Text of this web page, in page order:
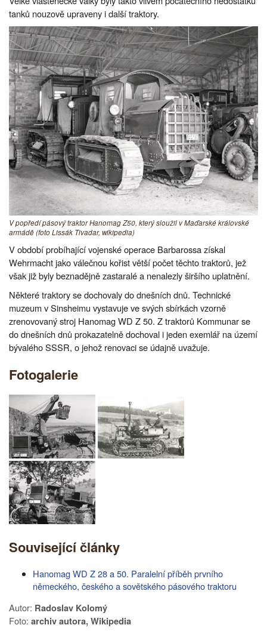
tanků nouzově upraveny i další traktory.
V popředí pásový traktor Hanomag Z50, který sloužil v Maďarské královské
armádě (foto Lissák Tivadar, wikipedia)
V období probíhající vojenské operace Barbarossa získal
Wehrmacht jako válečnou kořist větší počet těchto traktorů, jež
však již byly beznadějně zastaralé a nenalezly širšího uplatnění.
Některé traktory se dochovaly do dnešních dnů. Technické
muzeum v Sinsheimu vystavuje ve svých sbírkách vzorně
zrenovovaný stroj Hanomag WD Z 50. Z traktorů Kommunar se
do dnešních dnů prokazatelně dochoval i jeden exemlář na území
bývalého SSSR, o jehož renovaci se údajně uvažuje.
Fotogalerie
Související články
Hanomag WD Z 28 a 50. Paralelní příběh prvního
německého, českého a sovětského pásového traktoru
Autor: Radoslav Kolomý
Foto: archiv autora, Wikipedia